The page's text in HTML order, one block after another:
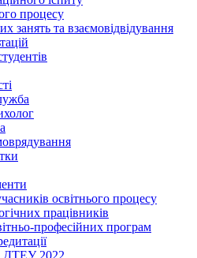
процесу
занять та взаємовідвідування
освітнього процесу
працівників
професійних програм